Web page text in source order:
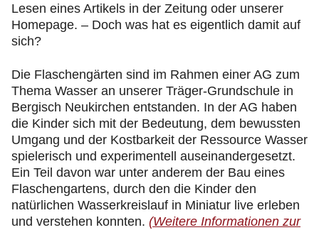
Lesen eines Artikels in der Zeitung oder unserer
Homepage. – Doch was hat es eigentlich damit auf
sich?
Die Flaschengärten sind im Rahmen einer AG zum
Thema Wasser an unserer Träger-Grundschule in
Bergisch Neukirchen entstanden. In der AG haben
die Kinder sich mit der Bedeutung, dem bewussten
Umgang und der Kostbarkeit der Ressource Wasser
spielerisch und experimentell auseinandergesetzt.
Ein Teil davon war unter anderem der Bau eines
Flaschengartens, durch den die Kinder den
natürlichen Wasserkreislauf in Miniatur live erleben
und verstehen konnten. (Weitere Informationen zur